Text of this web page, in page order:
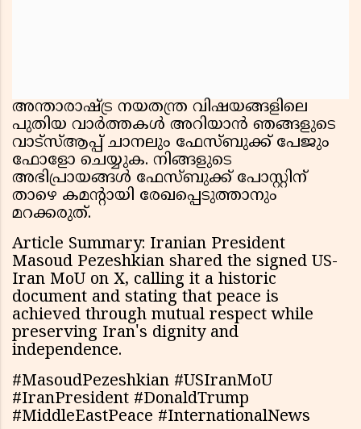
അന്താരാഷ്ട്ര നയതന്ത്ര വിഷയങ്ങളിലെ
പുതിയ വാർത്തകൾ അറിയാൻ ഞങ്ങളുടെ
വാട്സ്ആപ്പ് ചാനലും ഫേസ്ബുക്ക് പേജും
ഫോളോ ചെയ്യുക. നിങ്ങളുടെ
അഭിപ്രായങ്ങൾ ഫേസ്ബുക്ക് പോസ്റ്റിന്
താഴെ കമന്റായി രേഖപ്പെടുത്താനും
മറക്കരുത്.
Article Summary: Iranian President
Masoud Pezeshkian shared the signed US-
Iran MoU on X, calling it a historic
document and stating that peace is
achieved through mutual respect while
preserving Iran's dignity and
independence.
#MasoudPezeshkian #USIranMoU
#IranPresident #DonaldTrump
#MiddleEastPeace #InternationalNews